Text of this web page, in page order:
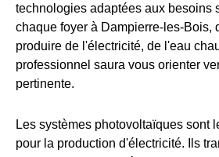
technologies adaptées aux besoins
chaque foyer à Dampierre-les-Bois,
produire de l'électricité, de l'eau
professionnel saura vous orienter
pertinente.
Les systèmes photovoltaïques sont
pour la production d'électricité. Ils